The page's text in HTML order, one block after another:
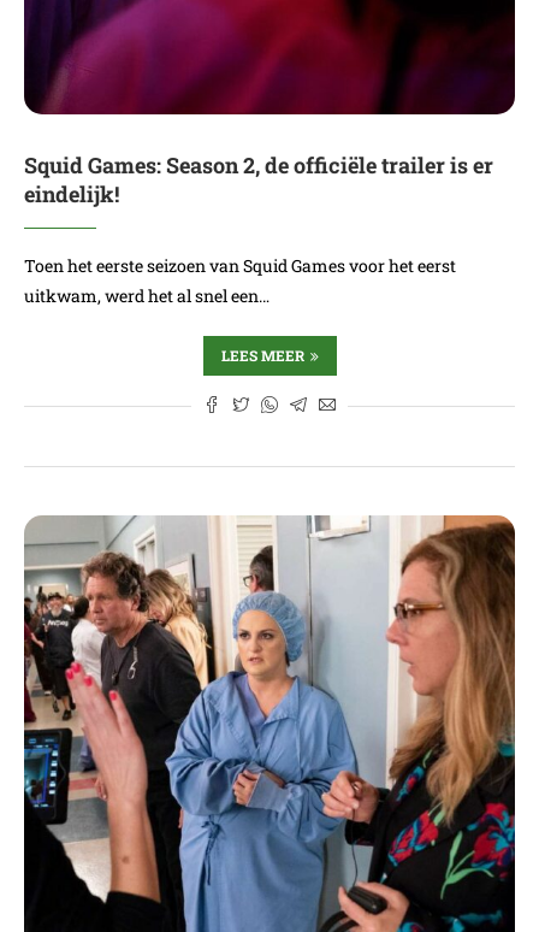
Squid Games: Season 2, de officiële trailer is er
eindelijk!
Toen het eerste seizoen van Squid Games voor het eerst
uitkwam, werd het al snel een…
LEES MEER